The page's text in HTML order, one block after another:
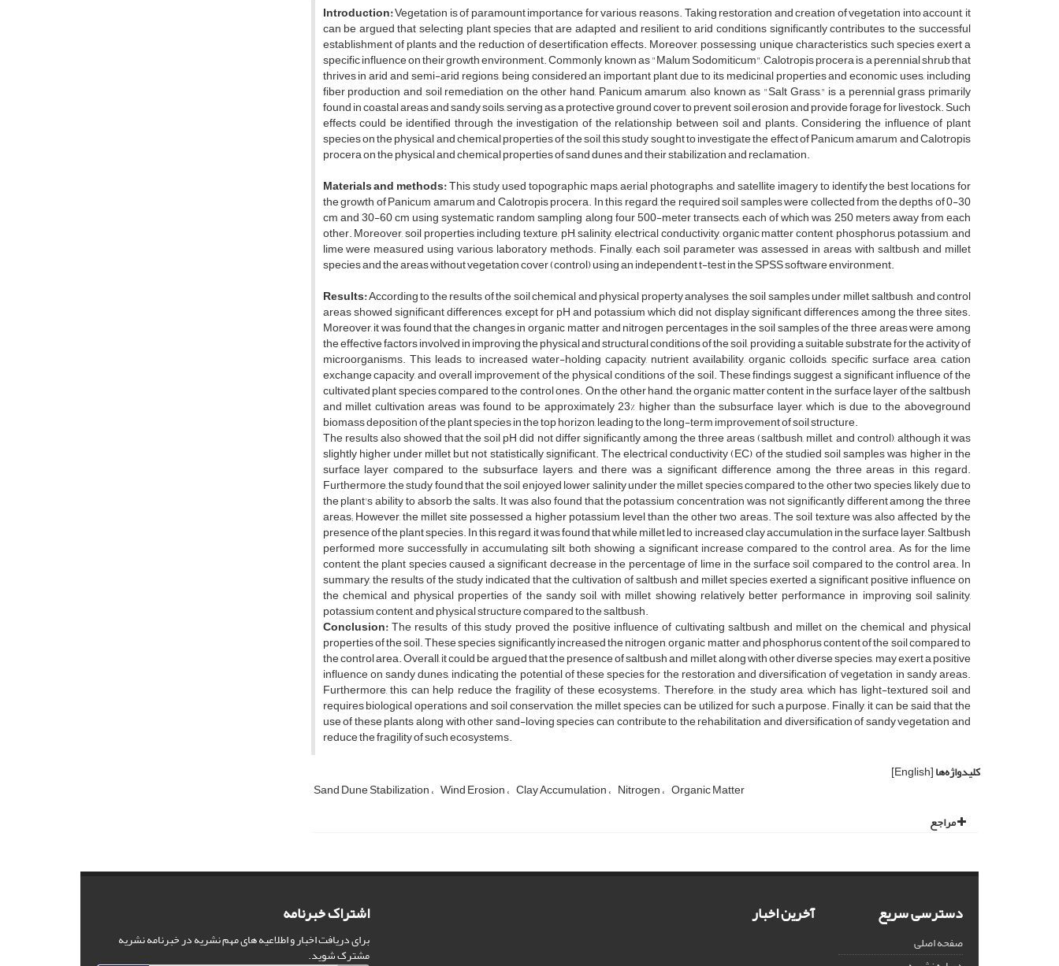
Introduction:Vegetation is of paramount importance for various reasons. Taking restoration and creation of vegetation into account, it
can be argued that selecting plant species that are adapted and resilient to arid conditions significantly contributes to the successful
establishment of plants and the reduction of desertification effects. Moreover, possessing unique characteristics, such species exert a
specific influence on their growth environment. Commonly known as "Malum Sodomiticum", Calotropis procera is a perennial shrub that
thrives in arid and semi-arid regions, being considered an important plant due to its medicinal properties and economic uses, including
fiber production and soil remediation on the other hand, Panicum amarum, also known as "Salt Grass," is a perennial grass primarily
found in coastal areas and sandy soils, serving as a protective ground cover to prevent soil erosion and provide forage for livestock. Such
effects could be identified through the investigation of the relationship between soil and plants. Considering the influence of plant
species on the physical and chemical properties of the soil, this study sought to investigate the effect of Panicum amarum and Calotropis
procera on the physical and chemical properties of sand dunes and their stabilization and reclamation.
Materials and methods:This study used topographic maps, aerial photographs, and satellite imagery to identify the best locations for
the growth of Panicum amarum and Calotropis procera. In this regard, the required soil samples were collected from the depths of 0-30
cm and 30-60 cm using systematic random sampling along four 500-meter transects, each of which was 250 meters away from each
other. Moreover, soil properties, including texture, pH, salinity, electrical conductivity, organic matter content, phosphorus, potassium, and
lime were measured using various laboratory methods. Finally, each soil parameter was assessed in areas with saltbush and millet
species and the areas without vegetation cover (control) using an independent t-test in the SPSS software environment.
Results:According to the results of the soil chemical and physical property analyses, the soil samples under millet, saltbush, and control
areas showed significant differences, except for pH and potassium which did not display significant differences among the three sites.
Moreover, it was found that the changes in organic matter and nitrogen percentages in the soil samples of the three areas were among
the effective factors involved in improving the physical and structural conditions of the soil, providing a suitable substrate for the activity of
microorganisms. This leads to increased water-holding capacity, nutrient availability, organic colloids, specific surface area, cation
exchange capacity, and overall improvement of the physical conditions of the soil. These findings suggest a significant influence of the
cultivated plant species compared to the control ones. On the other hand, the organic matter content in the surface layer of the saltbush
and millet cultivation areas was found to be approximately 23% higher than the subsurface layer, which is due to the aboveground
biomass deposition of the plant species in the top horizon, leading to the long-term improvement of soil structure.
The results also showed that the soil pH did not differ significantly among the three areas (saltbush, millet, and control), although it was
slightly higher under millet but not statistically significant. The electrical conductivity (EC) of the studied soil samples was higher in the
surface layer compared to the subsurface layers, and there was a significant difference among the three areas in this regard.
Furthermore, the study found that the soil enjoyed lower salinity under the millet species compared to the other two species, likely due to
the plant's ability to absorb the salts. It was also found that the potassium concentration was not significantly different among the three
areas; However, the millet site possessed a higher potassium level than the other two areas. The soil texture was also affected by the
presence of the plant species. In this regard, it was found that while millet led to increased clay accumulation in the surface layer, Saltbush
performed more successfully in accumulating silt, both showing a significant increase compared to the control area. As for the lime
content, the plant species caused a significant decrease in the percentage of lime in the surface soil compared to the control area. In
summary, the results of the study indicated that the cultivation of saltbush and millet species exerted a significant positive influence on
the chemical and physical properties of the sandy soil, with millet showing relatively better performance in improving soil salinity,
potassium content, and physical structure compared to the saltbush.
Conclusion:The results of this study proved the positive influence of cultivating saltbush and millet on the chemical and physical
properties of the soil. These species significantly increased the nitrogen, organic matter, and phosphorus content of the soil compared to
the control area. Overall, it could be argued that the presence of saltbush and millet, along with other diverse species, may exert a positive
influence on sandy dunes, indicating the potential of these species for the restoration and diversification of vegetation in sandy areas.
Furthermore, this can help reduce the fragility of these ecosystems. Therefore, in the study area, which has light-textured soil and
requires biological operations and soil conservation, the millet species can be utilized for such a purpose. Finally, it can be said that the
use of these plants along with other sand-loving species can contribute to the rehabilitation and diversification of sandy vegetation and
reduce the fragility of such ecosystems.
کلیدواژه‌ها[English]
Sand Dune Stabilization Wind Erosion Clay Accumulation Nitrogen Organic Matter
مراجع
دسترسی سریع
صفحه اصلی
آخرین اخبار اشتراک خبرنامه
برای دریافت اخبار و اطلاعیه های مهم نشریه در خبرنامه نشریه
مشترک شوید.